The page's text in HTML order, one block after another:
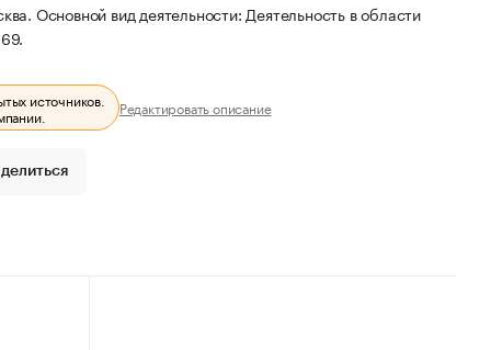
Основной вид деятельности: Деятельность в области
источников.
Редактировать описание